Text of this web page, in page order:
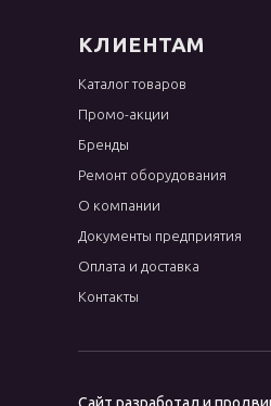
КЛИЕНТАМ
Каталог товаров
Промо-акции
Бренды
Ремонт оборудования
О компании
Документы предприятия
Оплата и доставка
Контакты